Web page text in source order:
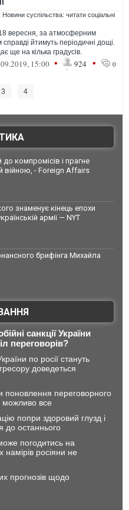
Новини суспільства: читати соціальні
вересня, за атмосферним
йтимуть періодичні дощі.
ще на кілька градусів.
15:00 • 924 • 0
3 4
компромісів і прагне
війною, - Foreign Affairs
знаменує кінець епохи
армії — NYT
брифінга Михайла
санкції України
переговорів?
по росії стануть
доведеться
поновлення переговорного
можливо все
попри здоровий глузд і
до останнього
погодитись на
росіяни не
прогнозів щодо